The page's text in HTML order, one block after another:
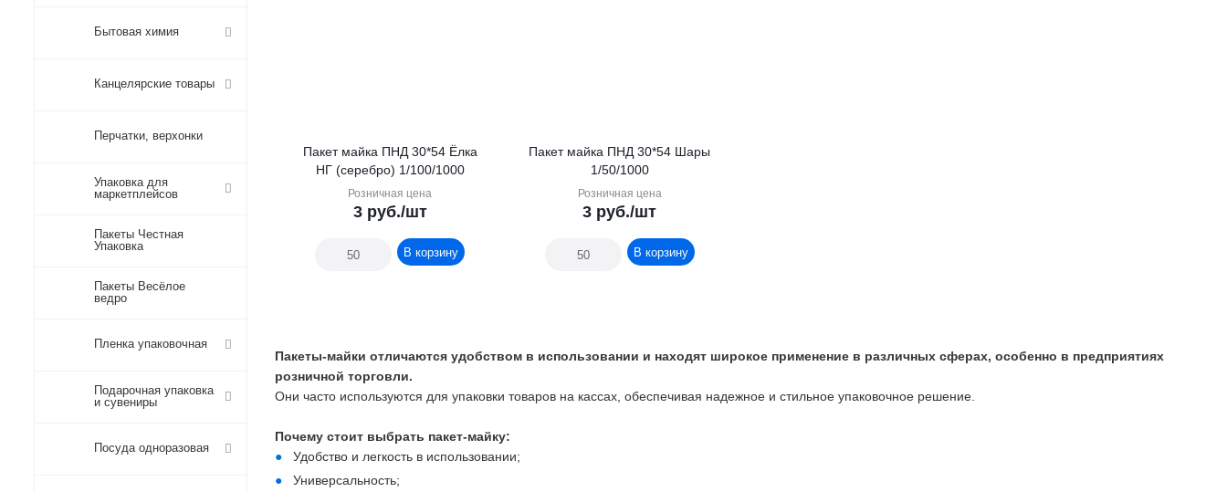
Пакет майка ПНД 30*54 Ёлка
НГ (серебро) 1/100/1000
Розничная цена
3руб./шт
В корзину
Пакет майка ПНД 30*54 Шары
1/50/1000
Розничная цена
3 руб./шт
В корзину
Пакеты-майки отличаются удобством в использовании и находят широкое применение в различных сферах, особенно в предприятиях
розничной торговли.
Они часто используются для упаковки товаров на кассах, обеспечивая надежное и стильное упаковочное решение.
Почему стоит выбрать пакет-майку:
Удобство и легкость в использовании;
Универсальность;
Бытовая химия
Канцелярские товары
Перчатки, верхонки
Упаковка для
маркетплейсов
Пакеты Честная
Упаковка
Пакеты Весёлое
ведро
Пленка упаковочная
Подарочная упаковка
и сувениры
Посуда одноразовая